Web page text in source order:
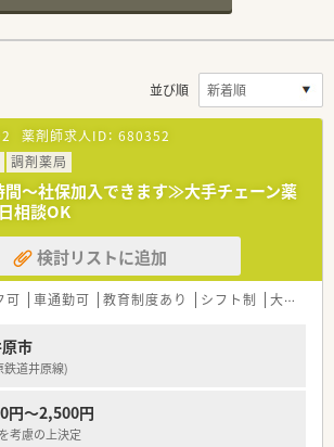
並び順
薬剤師求人ID： 680352
調剤薬局
間～社保加入できます≫大手チェーン薬
相談OK
検討リストに追加
可 車通勤可 教育制度あり シフト制 大手チェーン以外
市
鉄道井原線)
円～2,500円
考慮の上決定